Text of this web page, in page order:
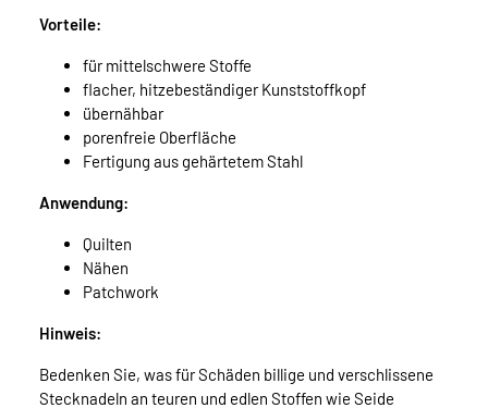
Vorteile:
für mittelschwere Stoffe
flacher, hitzebeständiger Kunststoffkopf
übernähbar
porenfreie Oberfläche
Fertigung aus gehärtetem Stahl
Anwendung:
Quilten
Nähen
Patchwork
Hinweis:
Bedenken Sie, was für Schäden billige und verschlissene
Stecknadeln an teuren und edlen Stoffen wie Seide